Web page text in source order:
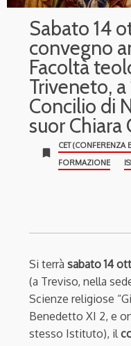
Sabato 14
convegno
Facoltà
Triveneto,
Concilio di
suor Chiara
bookmark
CET (CONFERENZA
FORMAZIONE
Si terrà sabato 14
(a Treviso, nella
Scienze religiose
Benedetto XI 2, e
stesso Istituto), il